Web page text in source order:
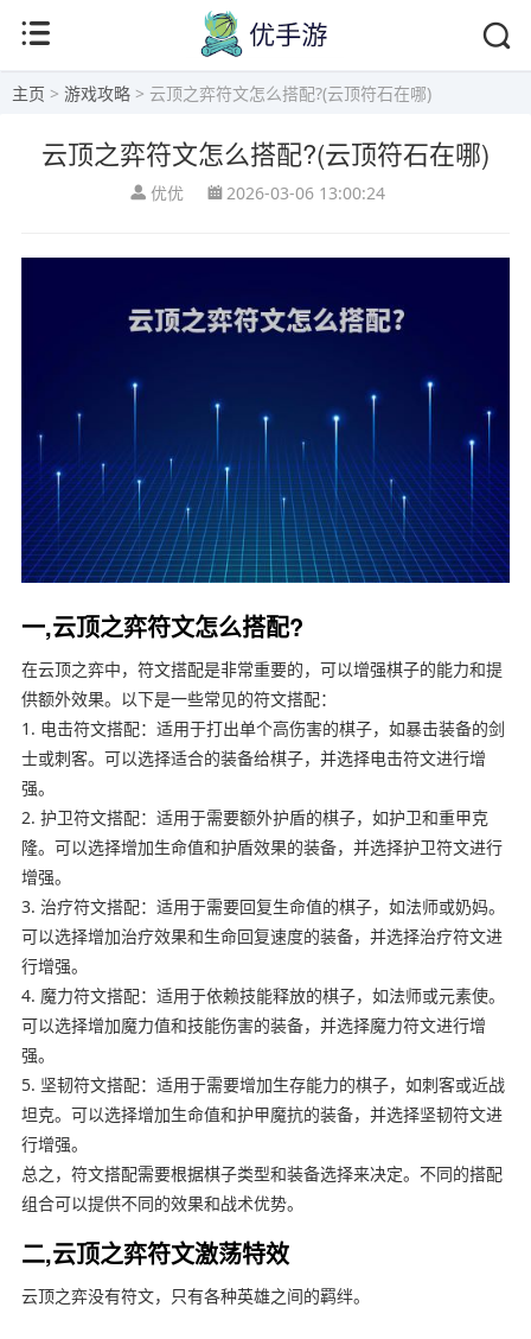
主页 > 游戏攻略 > 云顶之弈符文怎么搭配?(云顶符石在哪)
云顶之弈符文怎么搭配?(云顶符石在哪)
优优 2026-03-06 13:00:24
一,云顶之弈符文怎么搭配?
在云顶之弈中，符文搭配是非常重要的，可以增强棋子的能力和提
供额外效果。以下是一些常见的符文搭配：
1. 电击符文搭配：适用于打出单个高伤害的棋子，如暴击装备的剑
士或刺客。可以选择适合的装备给棋子，并选择电击符文进行增
强。
2. 护卫符文搭配：适用于需要额外护盾的棋子，如护卫和重甲克
隆。可以选择增加生命值和护盾效果的装备，并选择护卫符文进行
增强。
3. 治疗符文搭配：适用于需要回复生命值的棋子，如法师或奶妈。
可以选择增加治疗效果和生命回复速度的装备，并选择治疗符文进
行增强。
4. 魔力符文搭配：适用于依赖技能释放的棋子，如法师或元素使。
可以选择增加魔力值和技能伤害的装备，并选择魔力符文进行增
强。
5. 坚韧符文搭配：适用于需要增加生存能力的棋子，如刺客或近战
坦克。可以选择增加生命值和护甲魔抗的装备，并选择坚韧符文进
行增强。
总之，符文搭配需要根据棋子类型和装备选择来决定。不同的搭配
组合可以提供不同的效果和战术优势。
二,云顶之弈符文激荡特效
云顶之弈没有符文，只有各种英雄之间的羁绊。